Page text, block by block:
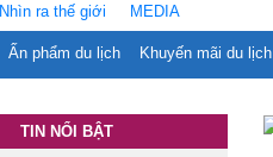
Ấn phẩm du lịch Khuyến mãi du lịch
Nhìn ra thế giới MEDIA
TIN NỔI BẬT